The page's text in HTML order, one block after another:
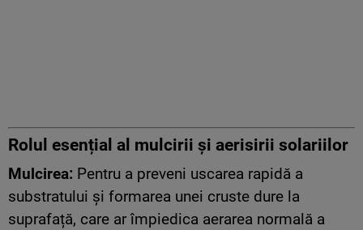
Rolul esențial al mulcirii și aerisirii solariilor
Mulcirea: Pentru a preveni uscarea rapidă a
substratului și formarea unei cruste dure la
suprafață, care ar împiedica aerarea normală a